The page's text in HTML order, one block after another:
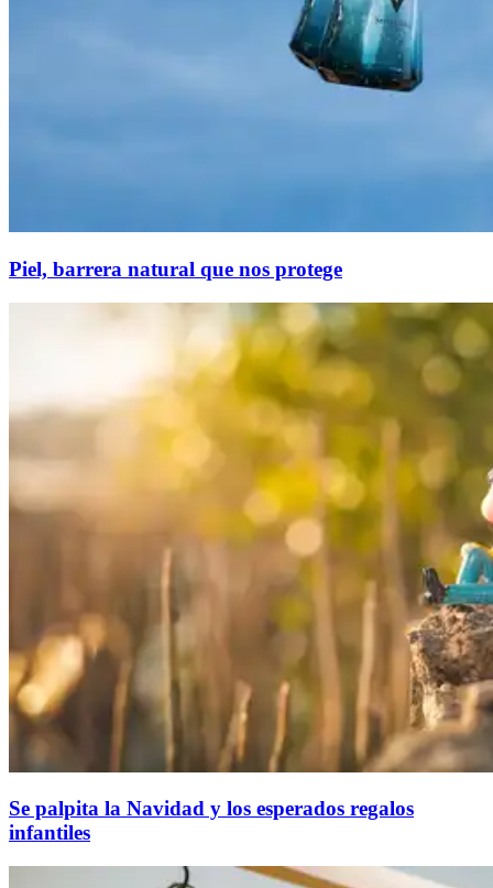
Piel, barrera natural que nos protege
Se palpita la Navidad y los esperados regalos
infantiles